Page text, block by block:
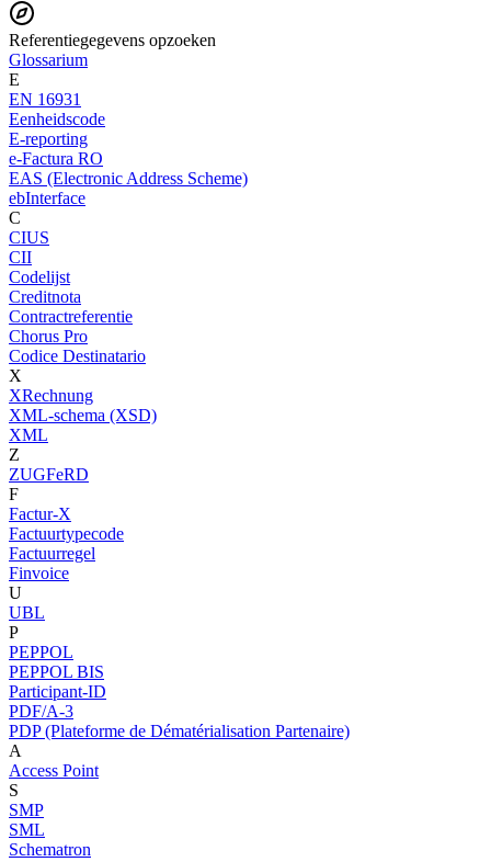
Referentiegegevens opzoeken
Glossarium
E
EN 16931
Eenheidscode
E-reporting
e-Factura RO
EAS (Electronic Address Scheme)
ebInterface
C
CIUS
CII
Codelijst
Creditnota
Contractreferentie
Chorus Pro
Codice Destinatario
X
XRechnung
XML-schema (XSD)
XML
Z
ZUGFeRD
F
Factur-X
Factuurtypecode
Factuurregel
Finvoice
U
UBL
P
PEPPOL
PEPPOL BIS
Participant-ID
PDF/A-3
PDP (Plateforme de Dématérialisation Partenaire)
A
Access Point
S
SMP
SML
Schematron